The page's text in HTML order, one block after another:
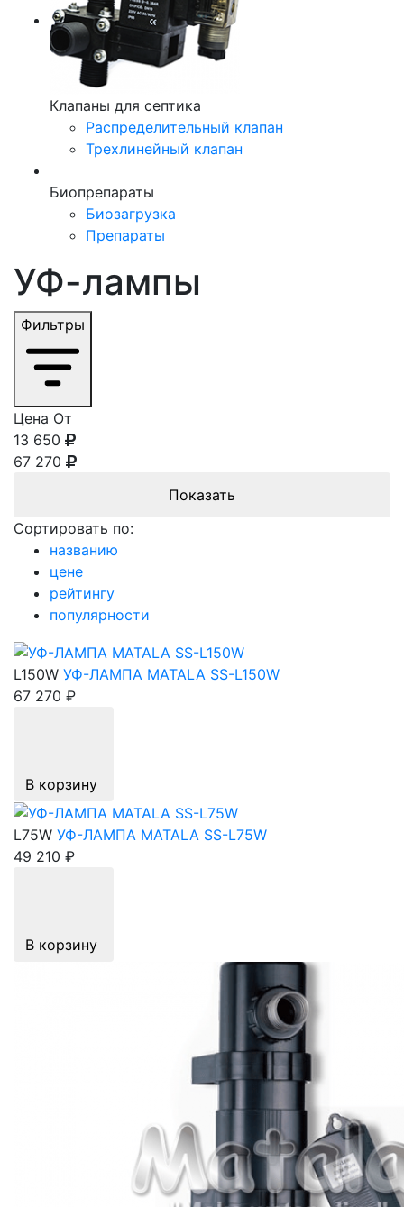
Клапаны для септика
Распределительный клапан
Трехлинейный клапан
Биопрепараты
Биозагрузка
Препараты
УФ-лампы
Фильтры
Цена От
13 650
67 270
Сортировать по:
названию
цене
рейтингу
популярности
L150W УФ-ЛАМПА MATALA SS-L150W
67 270 ₽
В корзину
L75W УФ-ЛАМПА MATALA SS-L75W
49 210 ₽
В корзину